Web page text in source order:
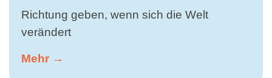
Richtung geben, wenn sich die Welt
verändert
Mehr →